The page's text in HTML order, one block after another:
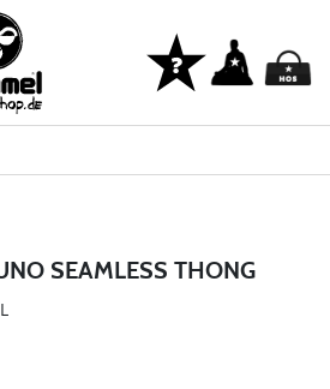
SEAMLESS THONG